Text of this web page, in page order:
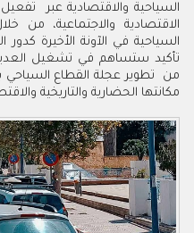
السياحية والاقتصادية عبر
الاقتصادية والاجتماعية،
السياحية في الآونة الأخيرة
تأكيد ستساهم في تشغيل
من تطوير عجلة القطاع
مكانتها الحضارية والتاريخية